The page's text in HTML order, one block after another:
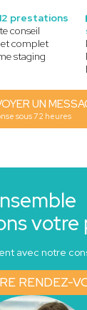
prestations
conseil
complet
staging
UN
sous 72 heures
votre
avec notre
RENDEZ-